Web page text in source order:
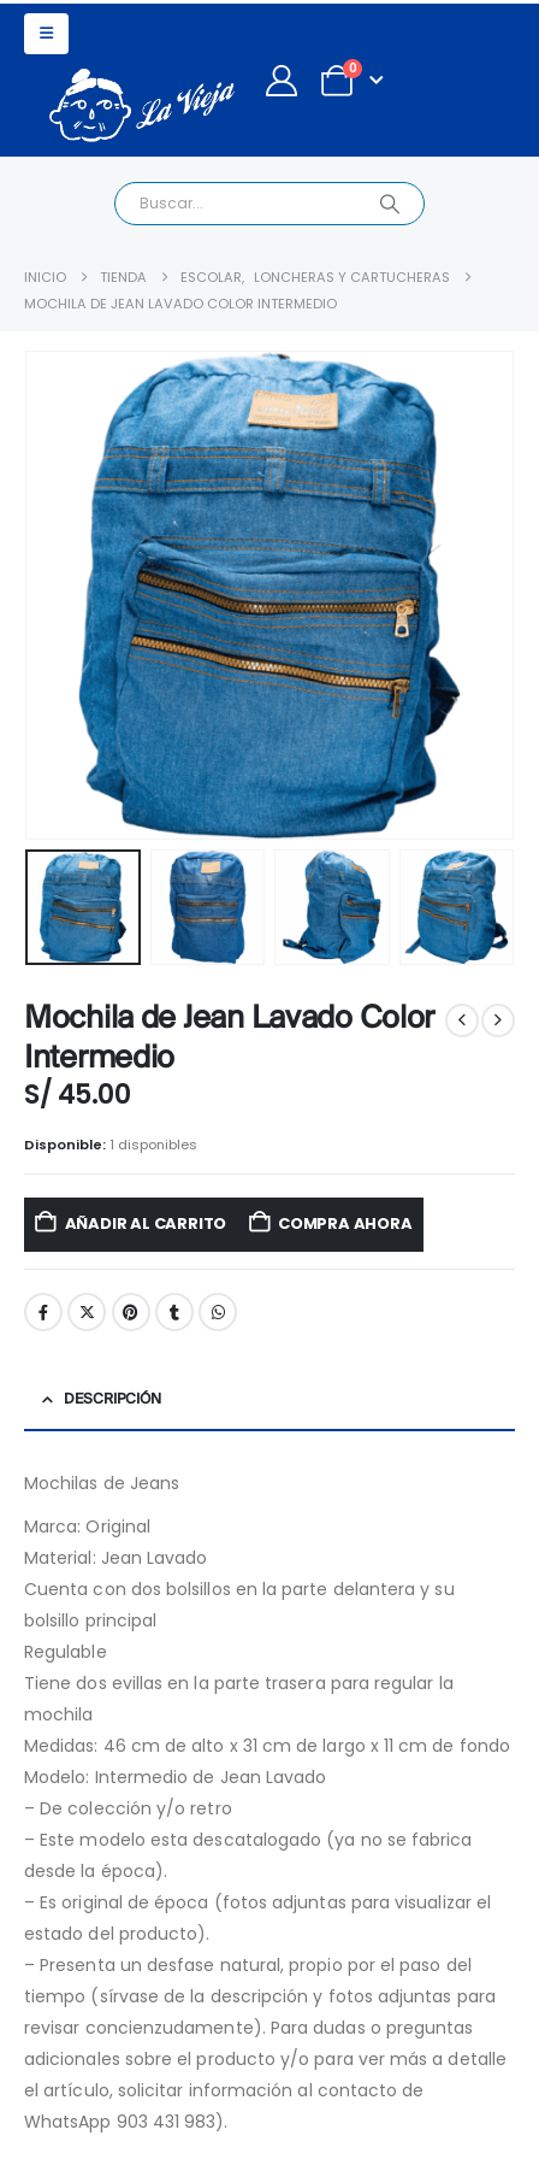
0
INICIO TIENDA ESCOLAR, LONCHERAS Y CARTUCHERAS
MOCHILA DE JEAN LAVADO COLOR INTERMEDIO
Mochila de Jean Lavado Color
Intermedio
S/ 45.00
Disponible: 1 disponibles
AÑADIR AL CARRITO COMPRA AHORA
DESCRIPCIÓN
Mochilas de Jeans
Marca: Original
Material: Jean Lavado
Cuenta con dos bolsillos en la parte delantera y su
bolsillo principal
Regulable
Tiene dos evillas en la parte trasera para regular la
mochila
Medidas: 46 cm de alto x 31 cm de largo x 11 cm de fondo
Modelo: Intermedio de Jean Lavado
– De colección y/o retro
– Este modelo esta descatalogado (ya no se fabrica
desde la época).
– Es original de época (fotos adjuntas para visualizar el
estado del producto).
– Presenta un desfase natural, propio por el paso del
tiempo (sírvase de la descripción y fotos adjuntas para
revisar concienzudamente). Para dudas o preguntas
adicionales sobre el producto y/o para ver más a detalle
el artículo, solicitar información al contacto de
WhatsApp 903 431 983).